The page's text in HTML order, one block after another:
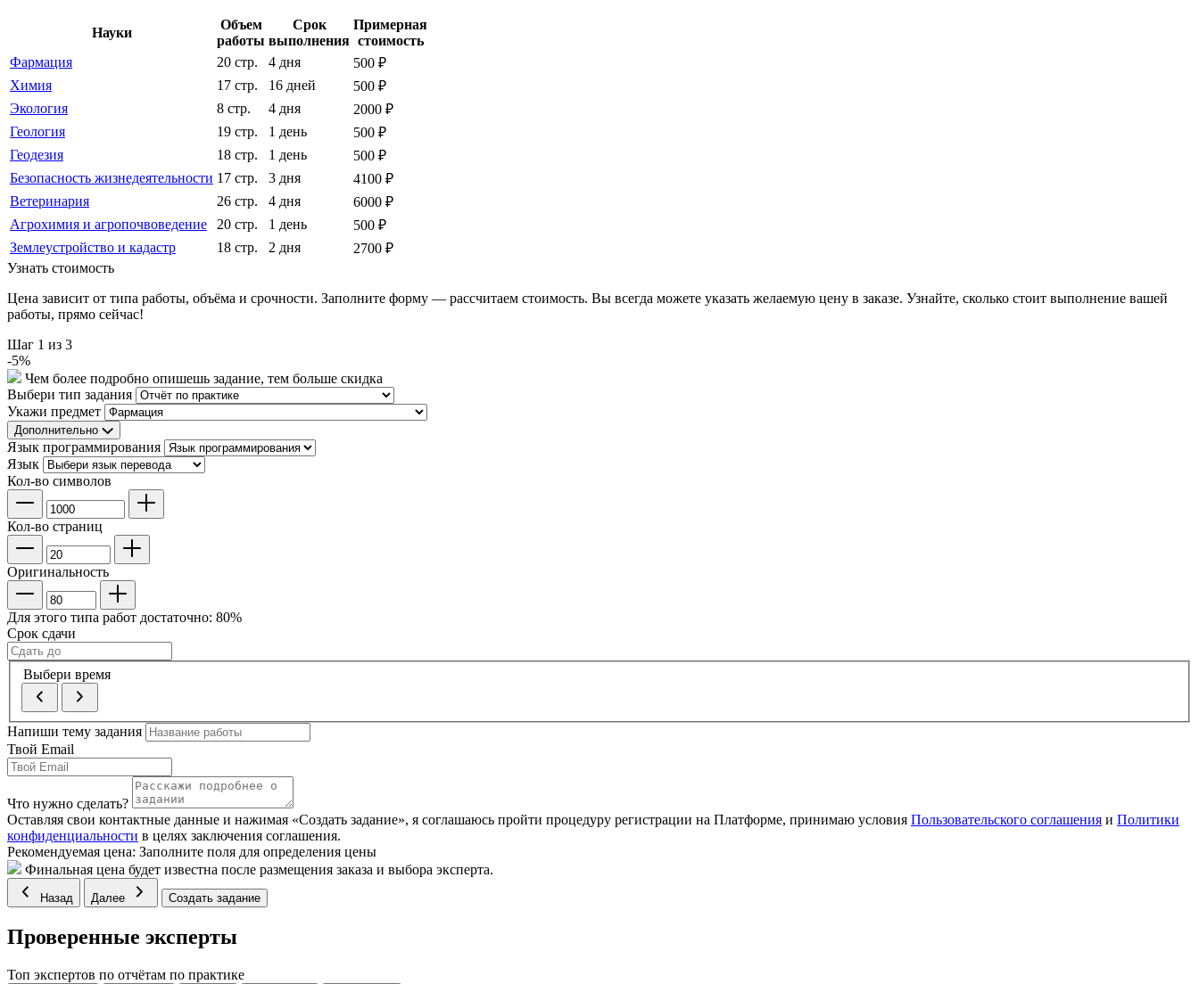
Науки
Объем
работы
Срок
выполнения
Примерная
стоимость
Фармация
20 стр. 4 дня
500 ₽
Химия
17 стр. 16 дней
500 ₽
Экология
8 стр. 4 дня
2000 ₽
Геология
19 стр. 1 день
500 ₽
Геодезия
18 стр. 1 день
500 ₽
Безопасность жизнедеятельности 17 стр. 3 дня
4100 ₽
Ветеринария
26 стр. 4 дня
6000 ₽
Агрохимия и агропочвоведение
20 стр. 1 день
500 ₽
Землеустройство и кадастр
18 стр. 2 дня
2700 ₽
Узнать стоимость
Цена зависит от типа работы, объёма и срочности. Заполните форму — рассчитаем стоимость. Вы всегда можете указать желаемую цену в заказе. Узнайте, сколько стоит выполнение вашей
работы, прямо сейчас!
Шаг 1 из 3
-5%
Чем более подробно опишешь задание, тем больше скидка
Выбери тип задания
Укажи предмет
Дополнительно
Язык программирования
Язык
Кол-во символов
Кол-во страниц
Оригинальность
Для этого типа работ достаточно: 80%
Срок сдачи
Выбери время
Напиши тему задания
Твой Email
Что нужно сделать?
Оставляя свои контактные данные и нажимая «Создать задание», я соглашаюсь пройти процедуру регистрации на Платформе, принимаю условия Пользовательского соглашения и Политики
конфиденциальности в целях заключения соглашения.
Рекомендуемая цена: Заполните поля для определения цены
Финальная цена будет известна после размещения заказа и выбора эксперта.
Назад Далее Создать задание
Проверенные эксперты
Топ экспертов по отчётам по практике